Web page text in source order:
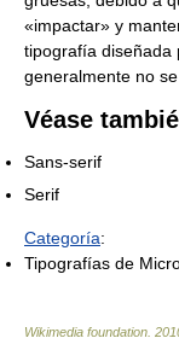
«impactar» y
tipografía diseñada
generalmente no
Véase
Sans-serif
Serif
Categoría:
Tipografías de
Wikimedia foundation